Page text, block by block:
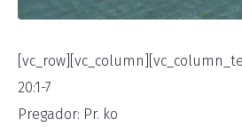
20:1-7
Pregador: Pr. ko